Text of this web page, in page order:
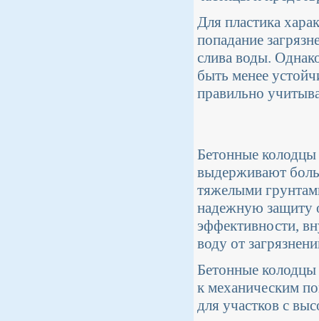
Для пластика
попадание
слива воды.
быть менее
правильно
Бетонные
выдерживают
тяжелыми
надежную защиту
эффективности,
воду от
Бетонные
к механическим
для участков с